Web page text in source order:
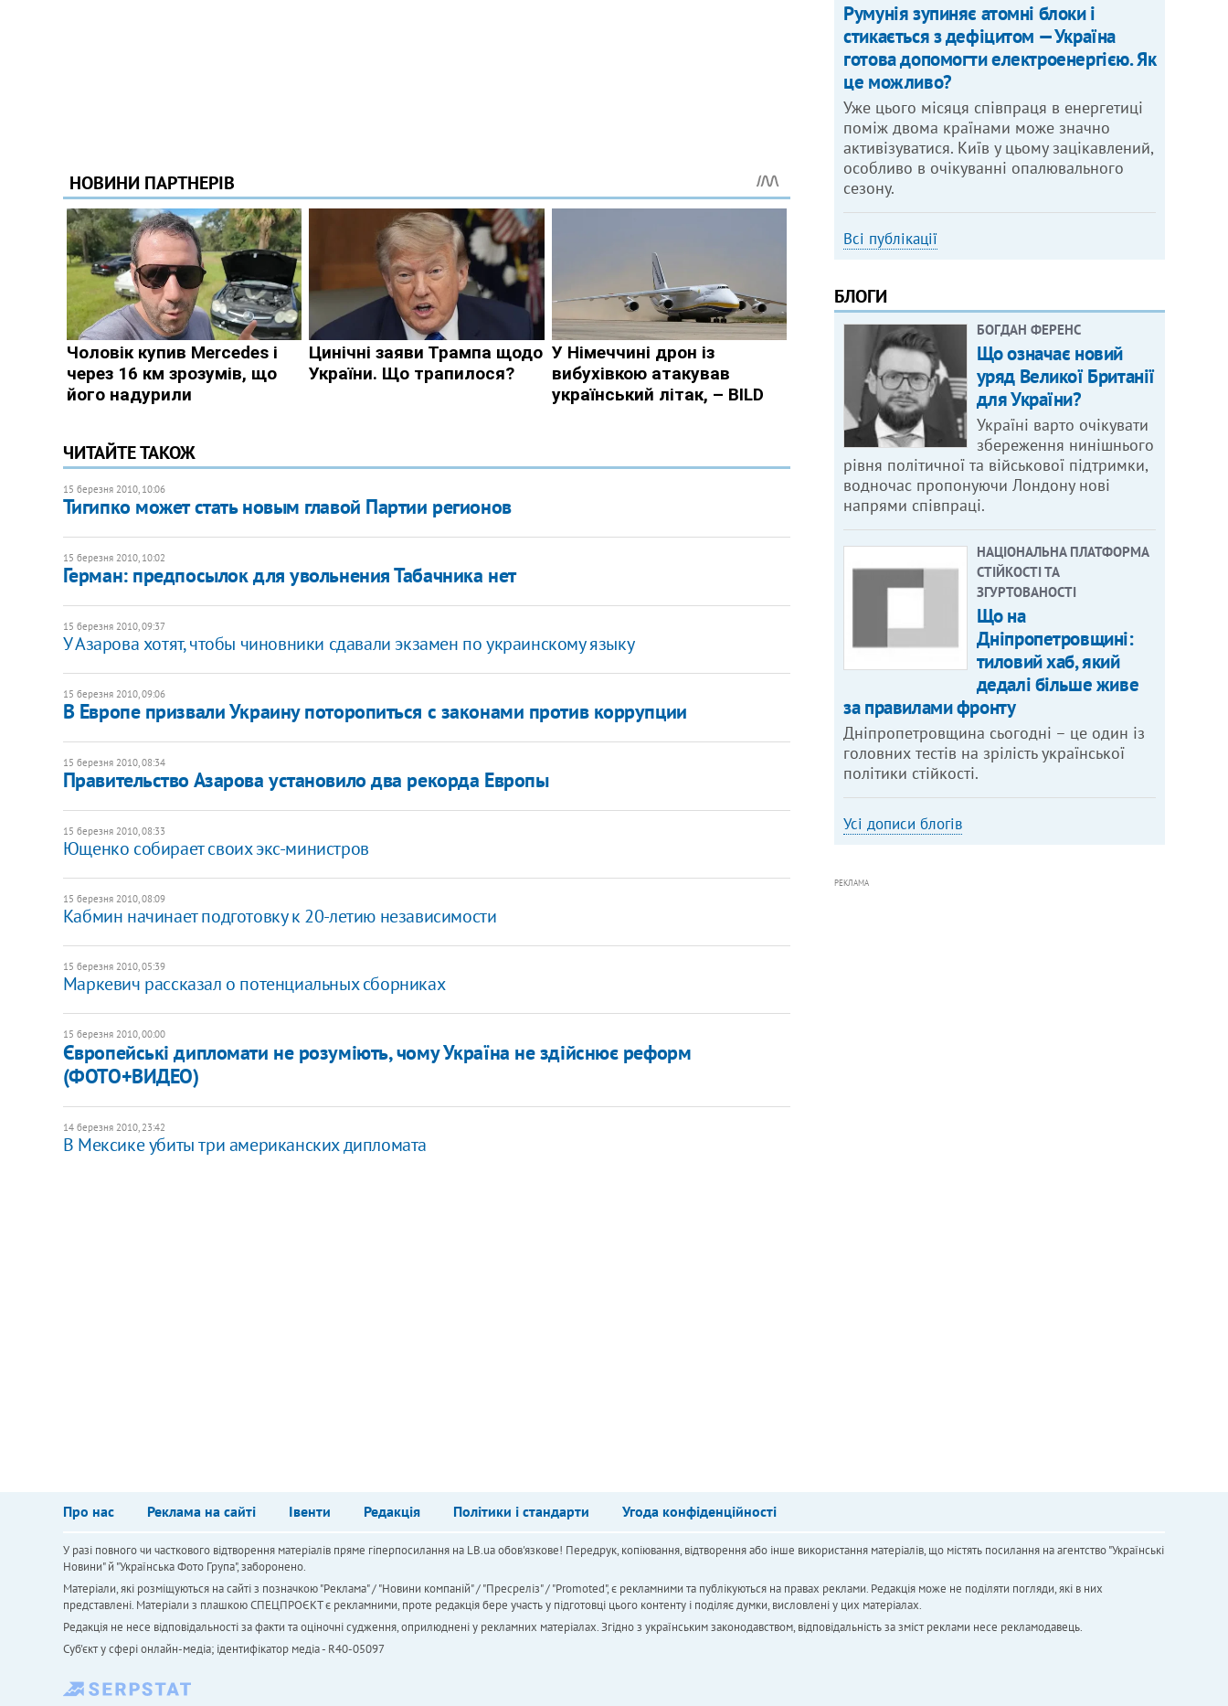
ЧИТАЙТЕ ТАКОЖ
15 березня 2010, 10:06
Тигипко может стать новым главой Партии регионов
15 березня 2010, 10:02
Герман: предпосылок для увольнения Табачника нет
15 березня 2010, 09:37
У Азарова хотят, чтобы чиновники сдавали экзамен по украинскому языку
15 березня 2010, 09:06
В Европе призвали Украину поторопиться с законами против коррупции
15 березня 2010, 08:34
Правительство Азарова установило два рекорда Европы
15 березня 2010, 08:33
Ющенко собирает своих экс-министров
15 березня 2010, 08:09
Кабмин начинает подготовку к 20-летию независимости
15 березня 2010, 05:39
Маркевич рассказал о потенциальных сборниках
15 березня 2010, 00:00
Європейські дипломати не розуміють, чому Україна не здійснює реформ
(ФОТО+ВИДЕО)
14 березня 2010, 23:42
В Мексике убиты три американских дипломата
Румунія зупиняє атомні блоки і
стикається з дефіцитом — Україна
готова допомогти електроенергією. Як
це можливо?
Уже цього місяця співпраця в енергетиці
поміж двома країнами може значно
активізуватися. Київ у цьому зацікавлений,
особливо в очікуванні опалювального
сезону.
Всі публікації
БЛОГИ
БОГДАН ФЕРЕНС
Що означає новий
уряд Великої Британії
для України?
Україні варто очікувати
збереження нинішнього
рівня політичної та військової підтримки,
водночас пропонуючи Лондону нові
напрями співпраці.
НАЦІОНАЛЬНА ПЛАТФОРМА
СТІЙКОСТІ ТА
ЗГУРТОВАНОСТІ
Що на
Дніпропетровщині:
тиловий хаб, який
дедалі більше живе
за правилами фронту
Дніпропетровщина сьогодні – це один із
головних тестів на зрілість української
політики стійкості.
Усі дописи блогів
РЕКЛАМА
Про нас Реклама на сайті Івенти Редакція Політики і стандарти Угода конфіденційності
У разі повного чи часткового відтворення матеріалів пряме гіперпосилання на LB.ua обов'язкове! Передрук, копіювання, відтворення або інше використання матеріалів, що містять посилання на агентство "Українськi
Новини" й "Українська Фото Група", заборонено.
Матеріали, які розміщуються на сайті з позначкою "Реклама" / "Новини компаній" / "Пресреліз" / "Promoted", є рекламними та публікуються на правах реклами. Редакція може не поділяти погляди, які в них
представлені. Матеріали з плашкою СПЕЦПРОЄКТ є рекламними, проте редакція бере участь у підготовці цього контенту і поділяє думки, висловлені у цих матеріалах.
Редакція не несе відповідальності за факти та оціночні судження, оприлюднені у рекламних матеріалах. Згідно з українським законодавством, відповідальність за зміст реклами несе рекламодавець.
Cуб'єкт у сфері онлайн-медіа; ідентифікатор медіа - R40-05097